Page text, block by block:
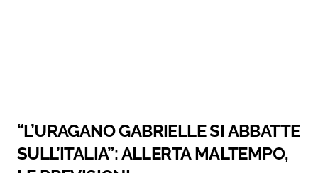
“L’URAGANO GABRIELLE SI ABBATTE
SULL’ITALIA”: ALLERTA MALTEMPO,